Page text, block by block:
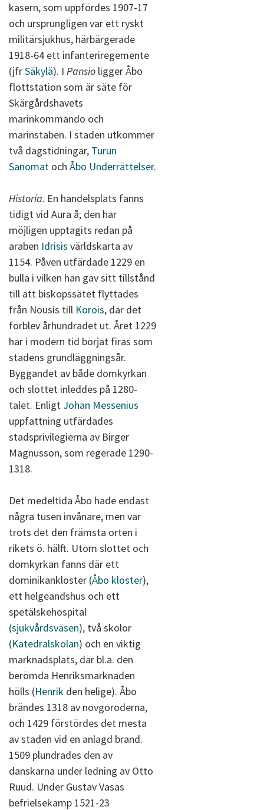
kasern, som uppfördes 1907-17
och ursprungligen var ett ryskt
militärsjukhus, härbärgerade
1918-64 ett infanteriregemente
(jfrSäkylä). I Pansio ligger Åbo
flottstation som är säte för
Skärgårdshavets
marinkommando och
marinstaben. I staden utkommer
två dagstidningar, Turun
Sanomat och Åbo Underrättelser.
Historia. En handelsplats fanns
tidigt vid Aura å; den har
möjligen upptagits redan på
araben Idrisis världskarta av
1154. Påven utfärdade 1229 en
bulla i vilken han gav sitt tillstånd
till att biskopssätet flyttades
från Nousis till Korois, där det
förblev århundradet ut. Året 1229
har i modern tid börjat firas som
stadens grundläggningsår.
Byggandet av både domkyrkan
och slottet inleddes på 1280-
talet. Enligt Johan Messenius
uppfattning utfärdades
stadsprivilegierna av Birger
Magnusson, som regerade 1290-
1318.
Det medeltida Åbo hade endast
några tusen invånare, men var
trots det den främsta orten i
rikets ö. hälft. Utom slottet och
domkyrkan fanns där ett
dominikankloster (Åbo kloster),
ett helgeandshus och ett
spetälskehospital
(sjukvårdsväsen), två skolor
(Katedralskolan) och en viktig
marknadsplats, där bl.a. den
berömda Henriksmarknaden
hölls (Henrik den helige). Åbo
brändes 1318 av novgoroderna,
och 1429 förstördes det mesta
av staden vid en anlagd brand.
1509 plundrades den av
danskarna under ledning av Otto
Ruud. Under Gustav Vasas
befrielsekamp 1521-23